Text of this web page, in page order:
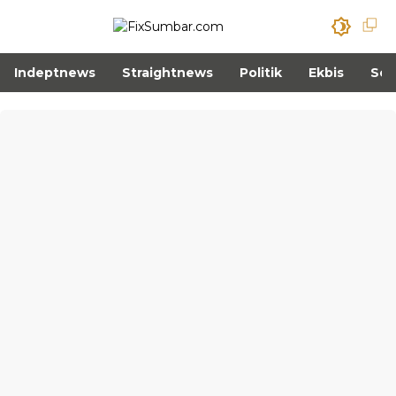
Indeptnews Straightnews Politik Ekbis